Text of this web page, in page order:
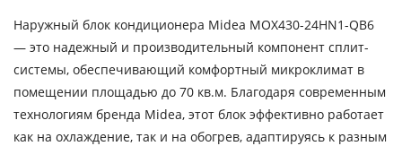
Наружный блок кондиционера Midea MOX430-24HN1-QB6
— это надежный и производительный компонент сплит-
системы, обеспечивающий комфортный микроклимат в
помещении площадью до 70 кв.м. Благодаря современным
технологиям бренда Midea, этот блок эффективно работает
как на охлаждение, так и на обогрев, адаптируясь к разным